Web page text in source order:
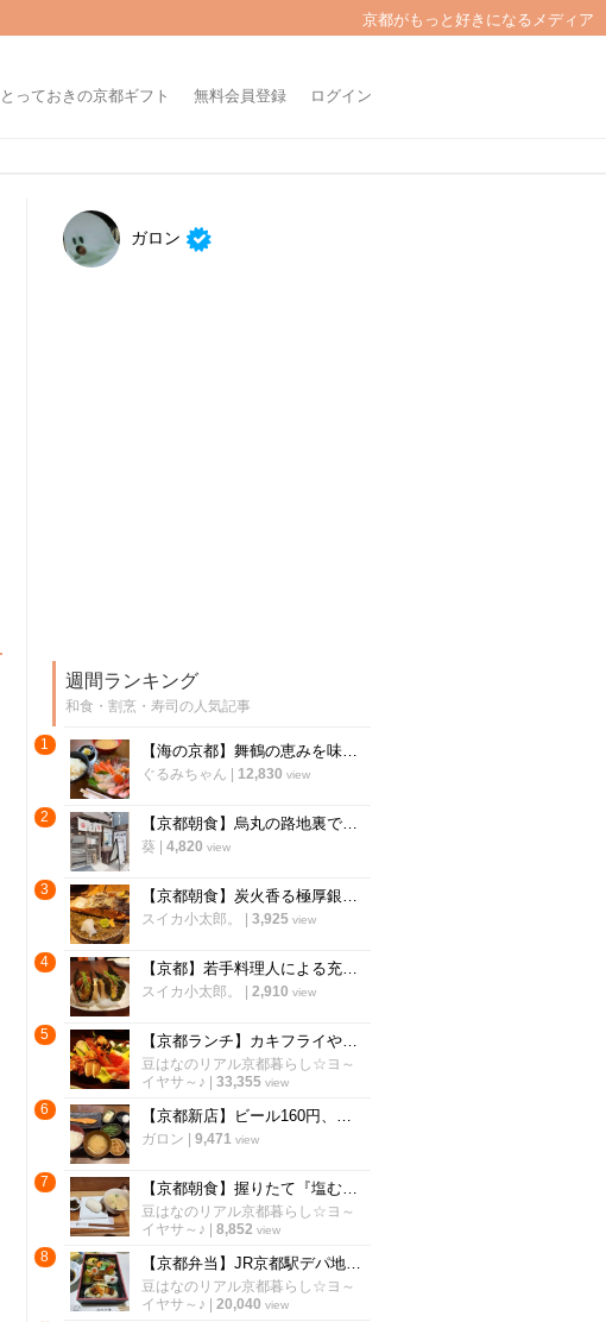
京都がもっと好きになるメディア
とっておきの京都ギフト 無料会員登録 ログイン
ガロン
週間ランキング
和食・割烹・寿司の人気記事
1 【海の京都】舞鶴の恵みを味わう海鮮ランチ♡ 魚屋直営の穴場店 『大六丸』
ぐるみちゃん 12,830 view
2 【京都朝食】烏丸の路地裏で見つけた！一等米100%使用、絶品のおにぎり専門店
葵 4,820 view
3 【京都朝食】炭火香る極厚銀鮭と土鍋ご飯に歓喜！四条烏丸の朝食専門店「京都 いとおかし」
スイカ小太郎。 3,925 view
4 【京都】若手料理人による充実の間借り寿司店！平日夜限定「寿司 寅のや」
スイカ小太郎。 2,910 view
5 【京都ランチ】カキフライや海鮮丼激ウマ！若狭湾の幸をゆったり堪能「いけす料理卑弥呼」
豆はなのリアル京都暮らし☆ヨ～
イヤサ～♪
33,355 view
6 【京都新店】ビール160円、ねぎとろ90円！炭焼き干物定食は朝6時から「しんぱち食堂」
ガロン 9,471 view
7 【京都朝食】握りたて『塩むすび』シンプルイズベスト至高の朝ごはん「羽釜おむすび白々」
豆はなのリアル京都暮らし☆ヨ～
イヤサ～♪
8,852 view
8 【京都弁当】JR京都駅デパ地下で老舗名店の味を食べ比べ☆旅のお供にも最適「京都伊勢丹」
豆はなのリアル京都暮らし☆ヨ～
イヤサ～♪
20,040 view